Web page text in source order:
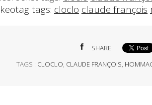
keotag tags: cloclo claude françois
SHARE
TAGS : CLOCLO, CLAUDE FRANÇOIS,